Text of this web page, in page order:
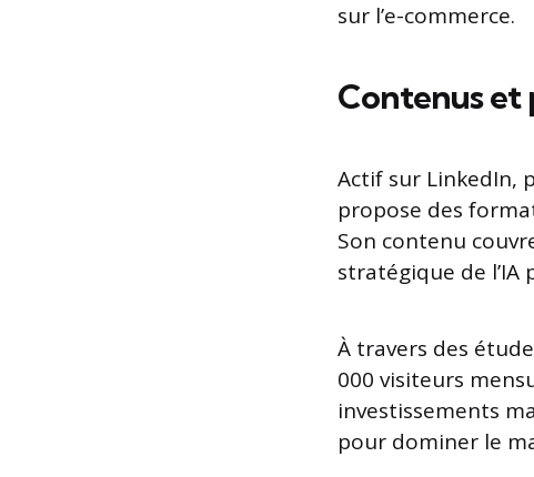
sur l’e-commerce.
Contenus et
Actif sur LinkedIn,
propose des
Son contenu
stratégique de l’IA
À travers des
000 visiteurs
investissements
pour dominer le